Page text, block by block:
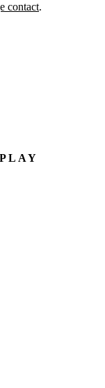
contact.